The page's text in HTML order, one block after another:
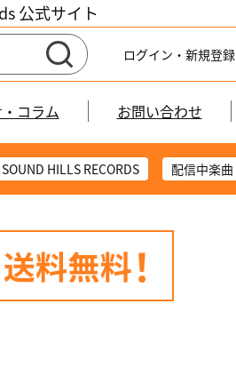
公式サイト
ログイン・新規登録
コラム お問い合わせ
SOUND HILLS RECORDS 配信中楽曲